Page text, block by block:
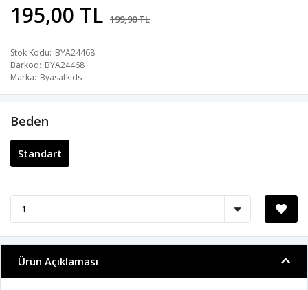
195,00 TL 199,90 TL
Stok Kodu BYA24468
Barkod BYA24468
Marka Byasafkids
Beden
Standart
Ürün Açıklaması